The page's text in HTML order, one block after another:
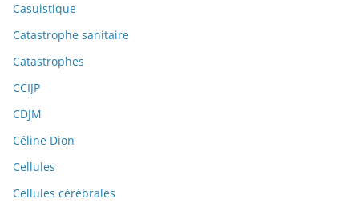
Casuistique
Catastrophe sanitaire
Catastrophes
CCIJP
CDJM
Céline Dion
Cellules
Cellules cérébrales